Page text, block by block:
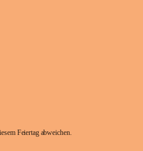
Feiertag abweichen.